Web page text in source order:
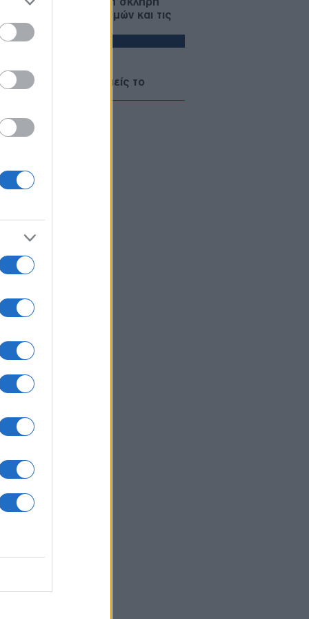
των αριθμών και τις
για τους εκδρομείς το
συναγερμός για πυρκαγιές:
κοκτέιλ «Hot-Dry-Windy» το
BBC: Στα ίχνη της «Αράχνης»
αρχηγό των μυστικών
08/26 - 17:18
«Πολύ κοντά σε συμφωνία»
και Ομάν για το Ορμούζ
08/26 - 17:05
ισχύς φτάνει στα όριά της
08/26 - 16:59
έγκριση Γερουσίας: